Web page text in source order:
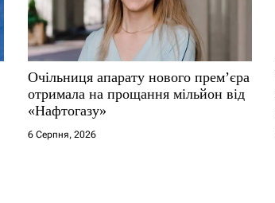
Очільниця апарату нового прем’єра
отримала на прощання мільйон від
«Нафтогазу»
6 Серпня, 2026